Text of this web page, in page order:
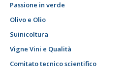
Passione in verde
Olivo e Olio
Suinicoltura
Vigne Vini e Qualità
Comitato tecnico scientifico